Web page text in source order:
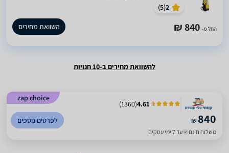
2
(
5
)
החל מ- 840 ₪ השוואת מחירים
להשוואת מחירים ב-10 חנויות
zap choice
4.61
(
1360
)
₪840
משלוח חינם עד 7 ימי עסקים
לפרטים נוספים